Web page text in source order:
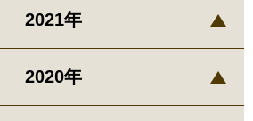
2021年
2020年